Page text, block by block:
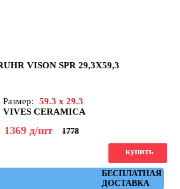
VISON SPR 29,3X59,3
Размер:
59.3 x 29.3
VIVES CERAMICA
1369 д/шт 1778
БЕСПЛАТНАЯ
ДОСТАВКА
купить